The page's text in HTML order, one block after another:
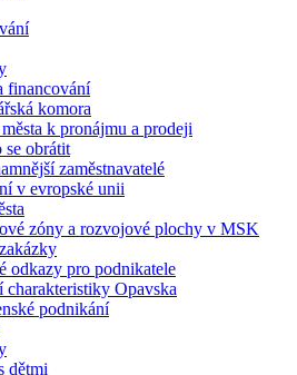
financování
komora
k pronájmu a prodeji
se obrátit
zaměstnavatelé
v evropské unii
zóny a rozvojové plochy v MSK
odkazy pro podnikatele
charakteristiky Opavska
podnikání
dětmi